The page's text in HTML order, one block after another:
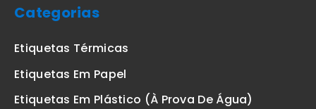
Categorias
Etiquetas Térmicas
Etiquetas Em Papel
Etiquetas Em Plástico (à Prova De Água)